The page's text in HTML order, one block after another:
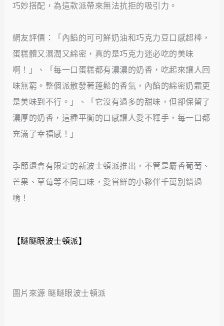
巧妙搭配，為這款派帶來無法抗拒的吸引力。
網友評價：「內餡的可可鮮奶油和巧克力豆口感超棒，
蛋糕體又濕潤又綿密，真的是巧克力迷必吃的美味
啊！」、「每一口蛋糕都有濃濃的奶香，吃起來讓人回
味無窮。整個派散發著蓬鬆的香氣，內餡的綿密奶霜更
是美味到不行。」、「它沒有過多的甜味，但卻保留了
濃厚的奶香，這種平衡的口感讓人愛不釋手，每一口都
充滿了幸福感！」
季節還會有限定的新波士頓派推出，不管是麝香葡萄、
芒果、草莓等不同口味，愛嘗鮮的小夥伴千萬別錯過
唷！
【瞇瞇眼波士頓派】
圖片來源 瞇瞇眼波士頓派